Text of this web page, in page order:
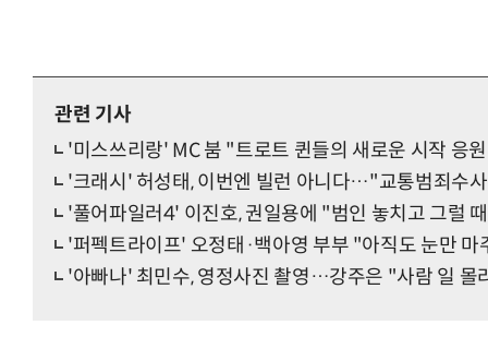
관련 기사
'미스쓰리랑' MC 붐 "트로트 퀸들의 새로운 시작 응
'크래시' 허성태, 이번엔 빌런 아니다…"교통범죄수
'풀어파일러4' 이진호, 권일용에 "범인 놓치고 그럴
'퍼펙트라이프' 오정태·백아영 부부 "아직도 눈만 마
'아빠나' 최민수, 영정사진 촬영…강주은 "사람 일 몰